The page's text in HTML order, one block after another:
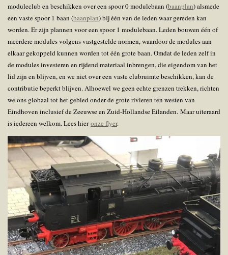
moduleclub en beschikken over een spoor 0 modulebaan (baanplan) alsmede
een vaste spoor 1 baan (baanplan) bij één van de leden waar gereden kan
worden. Er zijn plannen voor een spoor 1 modulebaan. Leden bouwen één of
meerdere modules volgens vastgestelde normen, waardoor de modules aan
elkaar gekoppeld kunnen worden tot één grote baan. Omdat de leden zelf in
de modules investeren en rijdend materiaal inbrengen, die eigendom van het
lid zijn en blijven, en we niet over een vaste clubruimte beschikken, kan de
contributie beperkt blijven. Alhoewel we geen echte grenzen trekken, richten
we ons globaal tot het gebied onder de grote rivieren ten westen van
Eindhoven inclusief de Zeeuwse en Zuid-Hollandse Eilanden. Maar uiteraard
is iedereen welkom. Lees hieronze flyer.